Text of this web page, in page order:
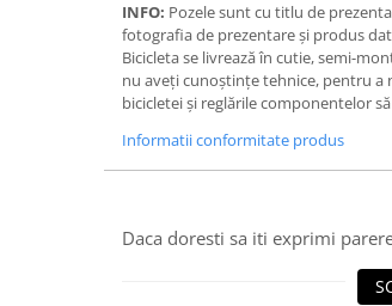
INFO: Pozele sunt cu titlu de
fotografia de prezentare și produs
Bicicleta se livrează în cutie, semi-
nu aveți cunoștințe tehnice, pentru
bicicletei și reglările componentelor
Informatii conformitate produs
Daca doresti sa iti exprimi